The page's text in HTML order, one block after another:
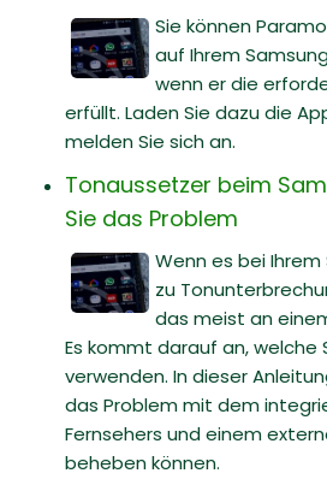
Sie können
auf Ihrem
wenn er die
erfüllt. Laden Sie dazu die
melden Sie sich an.
Tonaussetzer beim
Sie das Problem
Wenn es bei
zu
das meist an
Es kommt darauf an, welche
verwenden. In dieser
das Problem mit dem
Fernsehers und einem
beheben können.